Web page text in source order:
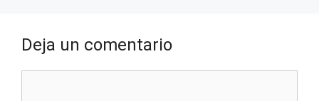
Deja un comentario